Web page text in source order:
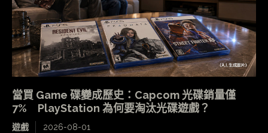
當買 Game 碟變成歷史：Capcom 光碟銷量僅
7% PlayStation 為何要淘汰光碟遊戲？
遊戲 2026-08-01